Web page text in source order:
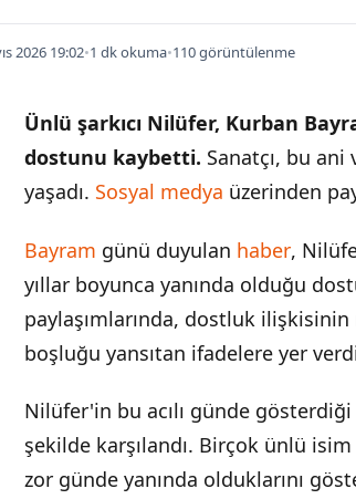
2026 19:02•1 dk okuma•110 görüntülenme
Ünlü şarkıcı Nilüfer, Kurban
dostunu kaybetti. Sanatçı, bu ani
yaşadı. Sosyal medya üzerinden
Bayram günü duyulan haber,
yıllar boyunca yanında olduğu
paylaşımlarında, dostluk ilişkisinin
boşluğu yansıtan ifadelere yer
Nilüfer'in bu acılı günde
şekilde karşılandı. Birçok ünlü
zor günde yanında olduklarını